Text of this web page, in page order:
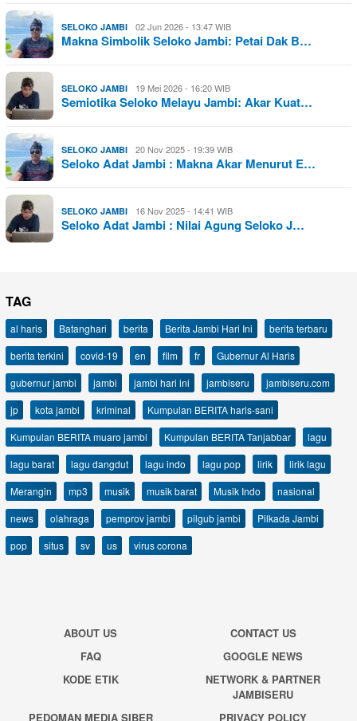
SELOKO JAMBI 02 Jun 2026 - 13:47 WIB
Makna Simbolik Seloko Jambi: Petai Dak B…
SELOKO JAMBI 19 Mei 2026 - 16:20 WIB
Semiotika Seloko Melayu Jambi: Akar Kuat…
SELOKO JAMBI 20 Nov 2025 - 19:39 WIB
Seloko Adat Jambi : Makna Akar Menurut E…
SELOKO JAMBI 16 Nov 2025 - 14:41 WIB
Seloko Adat Jambi : Nilai Agung Seloko J…
TAG
al haris Batanghari berita Berita Jambi Hari Ini
berita terbaru
berita terkini
covid-19 en film fr
Gubernur Al Haris
gubernur jambi
jambi jambi hari ini jambiseru
jambiseru.com
jp
kota jambi kriminal
Kumpulan BERITA haris-sani
Kumpulan BERITA muaro jambi
Kumpulan BERITA Tanjabbar
lagu
lagu barat
lagu dangdut lagu indo lagu pop lirik
lirik lagu
Merangin
mp3 musik musik barat Musik Indo
nasional
news
olahraga pemprov jambi pilgub jambi
Pilkada Jambi
pop
situs sv us virus corona
ABOUT US
CONTACT US
FAQ
GOOGLE NEWS
KODE ETIK
NETWORK & PARTNER
JAMBISERU
PEDOMAN MEDIA SIBER
PRIVACY POLICY